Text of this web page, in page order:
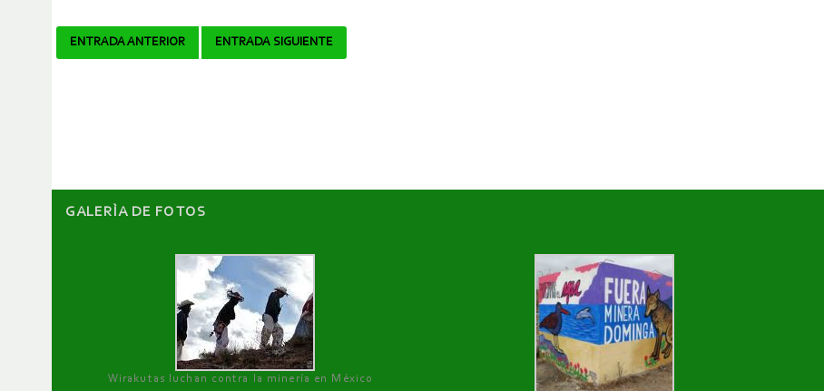
Navegador
ENTRADA ANTERIOR ENTRADA SIGUIENTE
GALERÌA DE FOTOS
Wirakutas luchan contra la minería en México